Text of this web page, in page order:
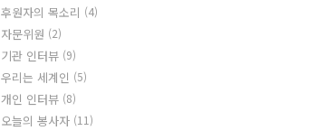
후원자의 목소리 (4)
자문위원 (2)
기관 인터뷰 (9)
우리는 세계인 (5)
개인 인터뷰 (8)
오늘의 봉사자 (11)